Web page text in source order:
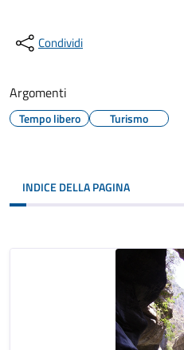
Condividi
Argomenti
Tempo libero Turismo
INDICE DELLA PAGINA